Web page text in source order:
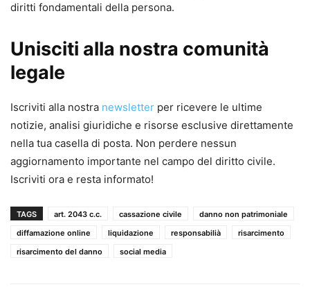
diritti fondamentali della persona.
Unisciti alla nostra comunità
legale
Iscriviti alla nostra newsletter per ricevere le ultime
notizie, analisi giuridiche e risorse esclusive direttamente
nella tua casella di posta. Non perdere nessun
aggiornamento importante nel campo del diritto civile.
Iscriviti ora e resta informato!
TAGS art. 2043 c.c. cassazione civile
danno non patrimoniale
diffamazione online
liquidazione responsabilià
risarcimento
risarcimento del danno
social media